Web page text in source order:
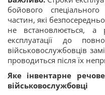
бойового
частин, які
не встановлюється,
експлуатації до
військовослужбовців
проводиться після їх
Яке інвентарне
військовослужбовці